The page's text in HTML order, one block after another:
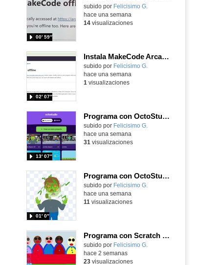
Contenido educativo.
subido por Felicisimo G.
00′ 59″
hace una semana
14visualizaciones
Instala MakeCode Arcade offline para programar grandes juegos sin necesidad de Internet
Contenido educativo.
subido por Felicisimo G.
02′ 07″
hace una semana
1 visualizaciones
Programa con OctoStudio, un juego de disparos contra Zombies con un cargador basado en el House of the dead
Contenido educativo.
subido por Felicisimo G.
13′ 07″
hace una semana
31 visualizaciones
Programa con OctoStudio, un juego homenajeando al House of the dead con Zombies
Contenido educativo.
subido por Felicisimo G.
01′ 0″
hace una semana
11 visualizaciones
Programa con Scratch Jr una barrera que se desplaza para dar sensación de movimiento
Contenido educativo.
subido por Felicisimo G.
hace 2 semanas
23visualizaciones